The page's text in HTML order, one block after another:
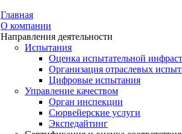
Главная
О компании
Направления деятельности
Испытания
Оценка испытательной
Организация отраслевых
Цифровые испытания
Управление качеством
Орган инспекции
Сюрвейерские услуги
Экспедайтинг